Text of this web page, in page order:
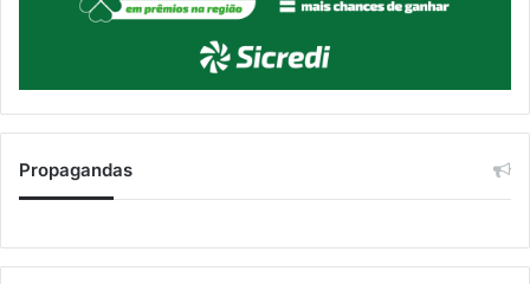
Propagandas